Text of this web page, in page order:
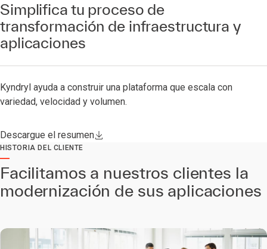
Simplifica tu proceso de
transformación de infraestructura y
aplicaciones
Kyndryl ayuda a construir una plataforma que escala con
variedad, velocidad y volumen.
Descargue el resumen
HISTORIA DEL CLIENTE
Facilitamos a nuestros clientes la
modernización de sus aplicaciones